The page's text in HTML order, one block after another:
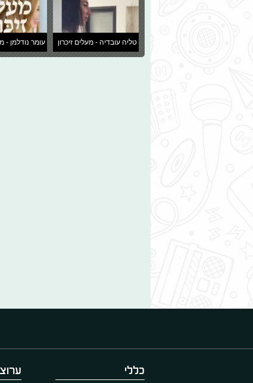
טליה עובדיה - מעלים זיכרון עומר נודלמן -
כללי